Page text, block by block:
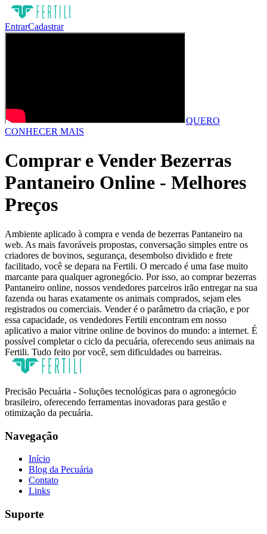
EntrarCadastrar
QUERO
CONHECER MAIS
Comprar e Vender Bezerras
Pantaneiro Online - Melhores
Preços
Ambiente aplicado à compra e venda de bezerras Pantaneiro na
web. As mais favoráveis propostas, conversação simples entre os
criadores de bovinos, segurança, desembolso dividido e frete
facilitado, você se depara na Fertili. O mercado é uma fase muito
marcante para qualquer agronegócio. Por isso, ao comprar bezerras
Pantaneiro online, nossos vendedores parceiros irão entregar na sua
fazenda ou haras exatamente os animais comprados, sejam eles
registrados ou comerciais. Vender é o parâmetro da criação, e por
essa capacidade, os vendedores Fertili encontram em nosso
aplicativo a maior vitrine online de bovinos do mundo: a internet. É
possível completar o ciclo da pecuária, oferecendo seus animais na
Fertili. Tudo feito por você, sem dificuldades ou barreiras.
Precisão Pecuária - Soluções tecnológicas para o agronegócio
brasileiro, oferecendo ferramentas inovadoras para gestão e
otimização da pecuária.
Navegação
Início
Blog da Pecuária
Contato
Links
Suporte